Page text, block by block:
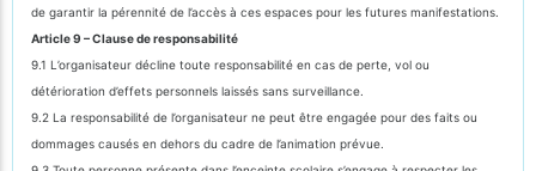
de garantir la pérennité de l’accès à ces espaces pour les futures manifestations.
Article 9 – Clause de responsabilité
9.1 L’organisateur décline toute responsabilité en cas de perte, vol ou
détérioration d’effets personnels laissés sans surveillance.
9.2 La responsabilité de l’organisateur ne peut être engagée pour des faits ou
dommages causés en dehors du cadre de l’animation prévue.